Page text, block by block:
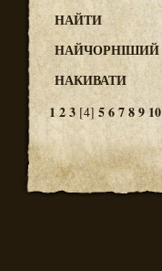
НАЙТИ
НАЙЧОРНІШИЙ
НАКИВАТИ
1 23 [4]56789 10